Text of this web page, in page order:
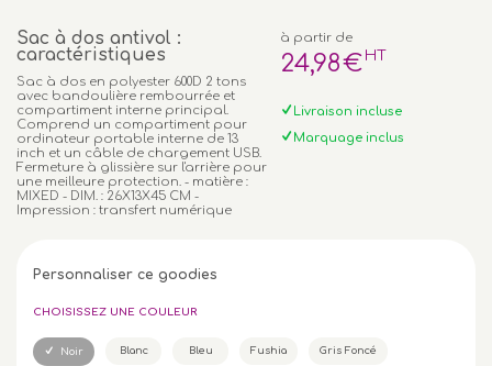
Sac à dos antivol :
caractéristiques
Sac à dos en polyester 600D 2 tons
avec bandoulière rembourrée et
compartiment interne principal.
Comprend un compartiment pour
ordinateur portable interne de 13
inch et un câble de chargement USB.
Fermeture à glissière sur l'arrière pour
une meilleure protection. - matière :
MIXED - DIM. : 26X13X45 CM -
Impression : transfert numérique
à partir de
24,98€ HT
Livraison incluse
Marquage inclus
Personnaliser ce goodies
CHOISISSEZ UNE COULEUR
Noir Blanc Bleu Fushia Gris Foncé